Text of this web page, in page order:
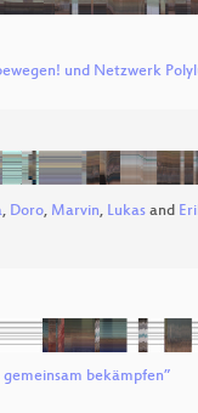
und Netzwerk
, Doro, Marvin, Lukasand
bekämpfen”